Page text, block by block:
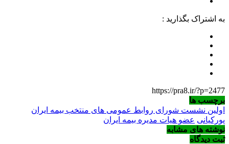
به اشتراک بگذارید :
https://pra8.ir/?p=2477
برچسب ها
اولین نشست شورای روابط عمومی های منتخب بیمه ایران
پورکیانی عضو هیات مدیره بیمه ایران
نوشته های مشابه
ثبت دیدگاه